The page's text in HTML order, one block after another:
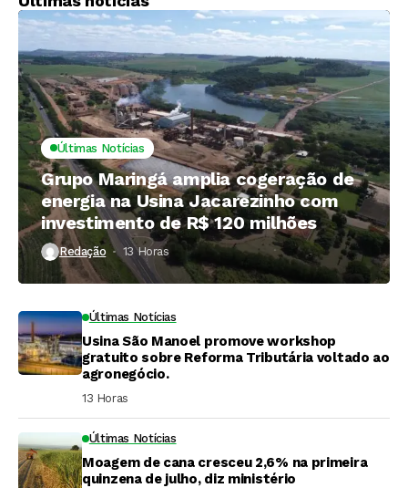
Últimas Notícias
Grupo Maringá amplia cogeração de
energia na Usina Jacarezinho com
investimento de R$ 120 milhões
Redação 13 Horas ⁮
Últimas Notícias
Usina São Manoel promove workshop
gratuito sobre Reforma Tributária voltado ao
agronegócio.
13 Horas ⁮
Últimas Notícias
Moagem de cana cresceu 2,6% na primeira
quinzena de julho, diz ministério